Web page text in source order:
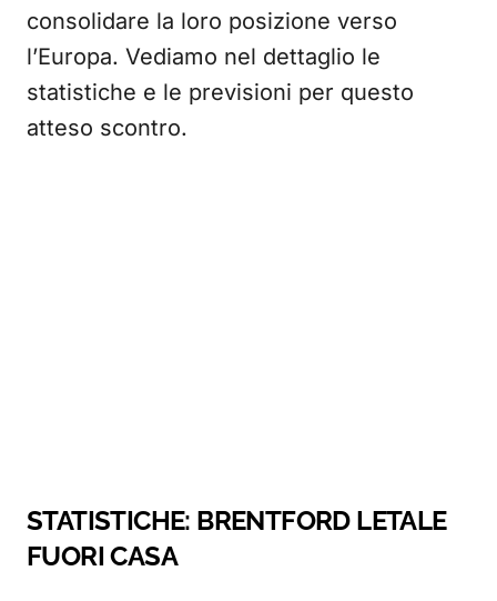
consolidare la loro posizione verso
l’Europa. Vediamo nel dettaglio le
statistiche e le previsioni per questo
atteso scontro.
STATISTICHE: BRENTFORD LETALE
FUORI CASA